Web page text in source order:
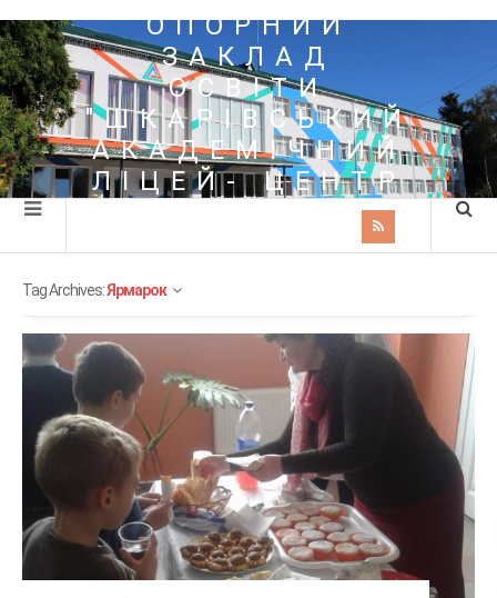
ОПОРНИЙ
ЗАКЛАД
ОСВІТИ
"ШКАРІВСЬКИЙ
АКАДЕМІЧНИЙ
ЛІЦЕЙ- ЦЕНТР
ПОЗАШКІЛЬНОЇ
Tag Archives:Ярмарок